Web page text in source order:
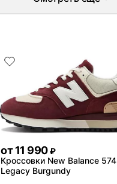
от 11 990 ₽
Кроссовки New Balance 574
Legacy Burgundy